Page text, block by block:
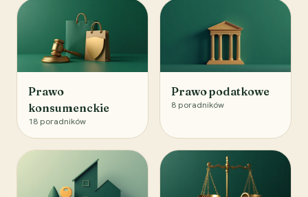
Prawo
konsumenckie
18 poradników
Prawo podatkowe
8 poradników